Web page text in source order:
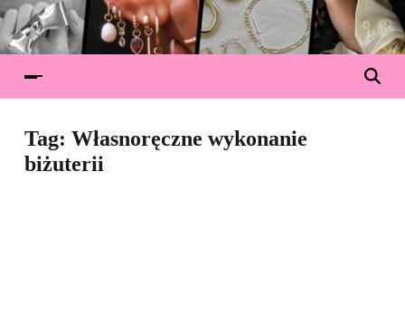
Tag: Własnoręczne wykonanie
biżuterii